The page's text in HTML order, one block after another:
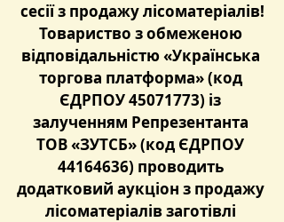
сесії з продажу лісоматеріалів!
Товариство з обмеженою
відповідальністю «Українська
торгова платформа» (код
ЄДРПОУ 45071773) із
залученням Репрезентанта
ТОВ «ЗУТСБ» (код ЄДРПОУ
44164636) проводить
додатковий аукціон з продажу
лісоматеріалів заготівлі